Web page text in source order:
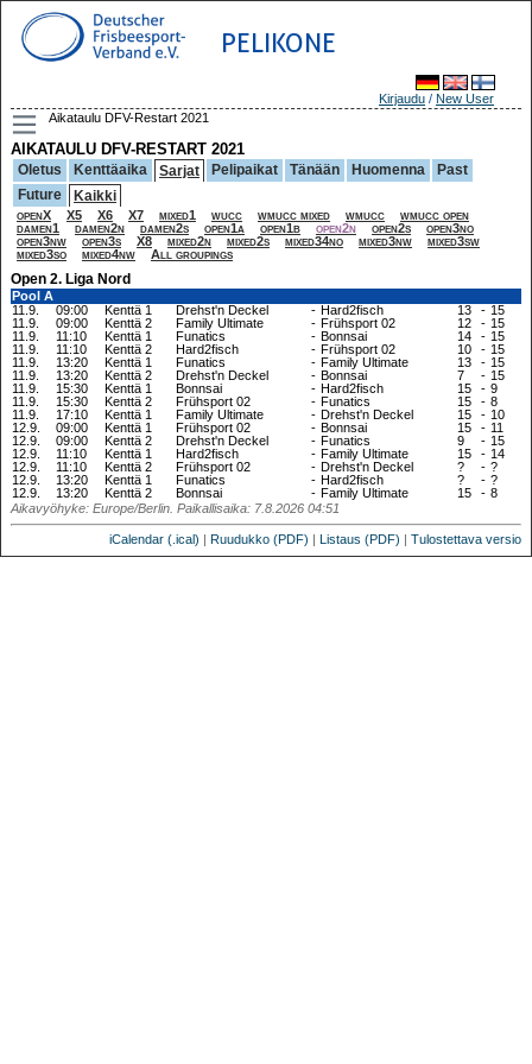
PELIKONE
Kirjaudu / New User
Aikataulu DFV-Restart 2021
AIKATAULU DFV-RESTART 2021
Oletus Kenttäaika Sarjat Pelipaikat Tänään Huomenna
Past
Future
Kaikki
openX X5 X6 X7 mixed1 wucc wmucc mixed wmucc
wmucc open
damen1
damen2n damen2s open1a open1b open2n open2s
open3no
open3nw
open3s X8 mixed2n mixed2s mixed34no mixed3nw
mixed3sw
mixed3so
mixed4nw All groupings
Open 2. Liga Nord
Pool A
11.9.
09:00 Kenttä 1 Drehst'n Deckel - Hard2fisch 13 - 15
11.9.
09:00 Kenttä 2 Family Ultimate - Frühsport 02 12 - 15
11.9.
11:10 Kenttä 1 Funatics - Bonnsai 14 - 15
11.9.
11:10 Kenttä 2 Hard2fisch - Frühsport 02 10 - 15
11.9.
13:20 Kenttä 1 Funatics - Family Ultimate 13 - 15
11.9.
13:20 Kenttä 2 Drehst'n Deckel - Bonnsai 7 - 15
11.9.
15:30 Kenttä 1 Bonnsai - Hard2fisch 15 - 9
11.9.
15:30 Kenttä 2 Frühsport 02 - Funatics 15 - 8
11.9.
17:10 Kenttä 1 Family Ultimate - Drehst'n Deckel 15 - 10
12.9.
09:00 Kenttä 1 Frühsport 02 - Bonnsai 15 - 11
12.9.
09:00 Kenttä 2 Drehst'n Deckel - Funatics 9 - 15
12.9.
11:10 Kenttä 1 Hard2fisch - Family Ultimate 15 - 14
12.9.
11:10 Kenttä 2 Frühsport 02 - Drehst'n Deckel ? - ?
12.9.
13:20 Kenttä 1 Funatics - Hard2fisch ? - ?
12.9.
13:20 Kenttä 2 Bonnsai - Family Ultimate 15 - 8
Aikavyöhyke: Europe/Berlin. Paikallisaika: 7.8.2026 04:51
iCalendar (.ical) | Ruudukko (PDF) | Listaus (PDF) | Tulostettava versio